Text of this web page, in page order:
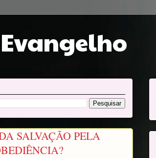
SALVAÇÃO PELA